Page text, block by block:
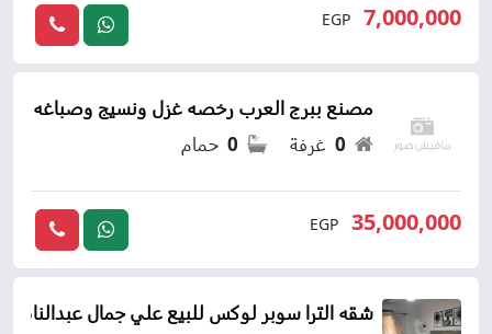
7,000,000
EGP
مصنع ببرج العرب رخصه غزل ونسيج وصباغه ي
0 غرفة 0 حمام
35,000,000
EGP
شقه الترا سوبر لوكس للبيع علي جمال عبدالناصر